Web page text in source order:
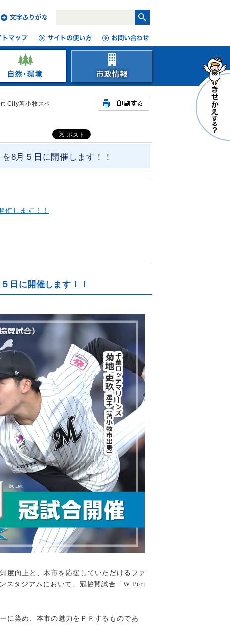
City苫小牧スペ
8月５日に開催します！！
催します！！
日に開催します！！
度向上と、本市を応援していただけるファ
スタジアムにおいて、冠協賛試合「W Port
に染め、本市の魅力をＰＲするものであ